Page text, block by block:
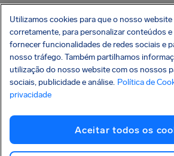
SocialFacebook
SocialTwitter
BAIXE GRÁTIS NOSSO APP
Política de Privacidade
Ataque à cadeia de suprimentos Shai-Hulud
Utilizamos cookies para que o nosso
corretamente, para personalizar conteúdos
fornecer funcionalidades de redes sociais e
nosso tráfego. Também partilhamos
utilização do nosso website com os nossos
sociais, publicidade e análise. Política de
privacidade
Aceitar todos os